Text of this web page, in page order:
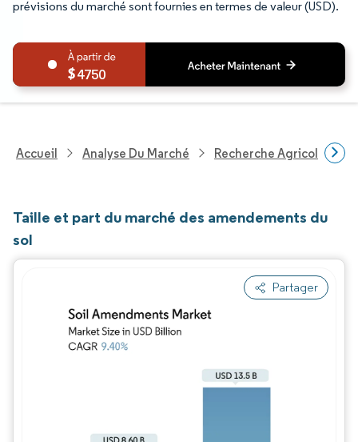
prévisions du marché sont fournies en termes de valeur (USD).
4750
Accueil Analyse Du Marché Recherche Agricole
Taille et part du marché des amendements du
sol
Partager